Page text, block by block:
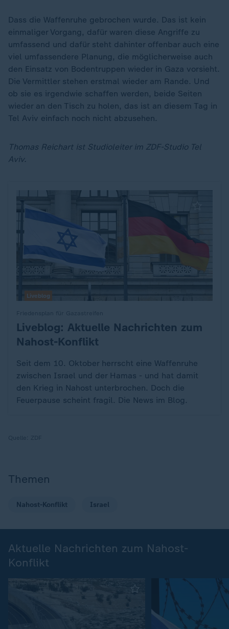
Dass die Waffenruhe gebrochen wurde. Das ist kein
einmaliger Vorgang, dafür waren diese Angriffe zu
umfassend und dafür steht dahinter offenbar auch eine
viel umfassendere Planung, die möglicherweise auch
den Einsatz von Bodentruppen wieder in Gaza vorsieht.
Die Vermittler stehen erstmal wieder am Rande. Und
ob sie es irgendwie schaffen werden, beide Seiten
wieder an den Tisch zu holen, das ist an diesem Tag in
Tel Aviv einfach noch nicht abzusehen.
Thomas Reichart ist Studioleiter im ZDF-Studio Tel
Aviv.
:Liveblog: Aktuelle Nachrichten zum
Nahost-Konflikt
Seit dem 10. Oktober herrscht eine Waffenruhe
zwischen Israel und der Hamas - und hat damit
den Krieg in Nahost unterbrochen. Doch die
Feuerpause scheint fragil. Die News im Blog.
Liveblog
Themen
Nahost-Konflikt Israel
Aktuelle Nachrichten zum Nahost-
Konflikt